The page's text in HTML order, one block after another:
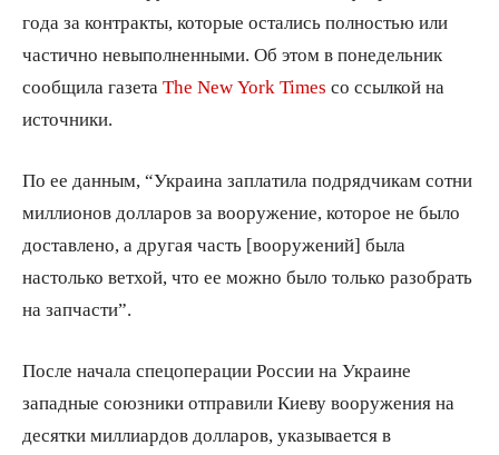
года за контракты, которые остались полностью или
частично невыполненными. Об этом в понедельник
сообщила газета The New York Times со ссылкой на
источники.
По ее данным, “Украина заплатила подрядчикам сотни
миллионов долларов за вооружение, которое не было
доставлено, а другая часть [вооружений] была
настолько ветхой, что ее можно было только разобрать
на запчасти”.
После начала спецоперации России на Украине
западные союзники отправили Киеву вооружения на
десятки миллиардов долларов, указывается в